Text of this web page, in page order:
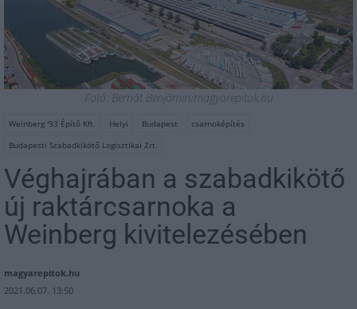
Fotó: Bernát Benjámin/magyarepitok.hu
Weinberg '93 Építő Kft. Helyi Budapest
csarnoképítés
Budapesti Szabadkikötő Logisztikai Zrt.
Véghajrában a szabadkikötő
új raktárcsarnoka a
Weinberg kivitelezésében
magyarepitok.hu
2021.06.07. 13:50